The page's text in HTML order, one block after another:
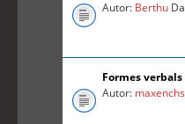
Autor: Berthu
Formes
Autor: maxenchs